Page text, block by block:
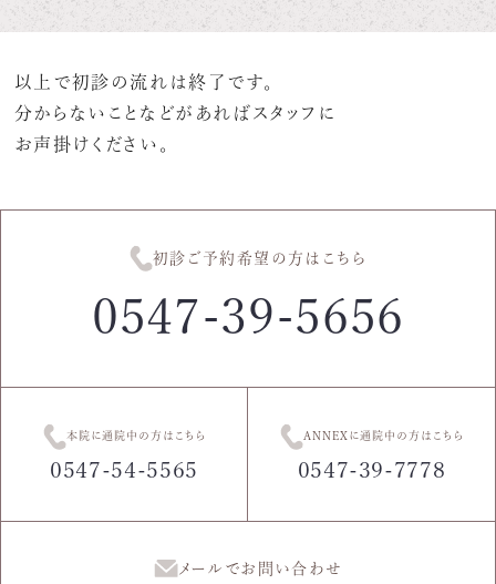
以上で初診の流れは終了です。
分からないことなどがあればスタッフに
お声掛けください。
初診ご予約希望の方はこちら
0547-39-5656
本院に通院中の方はこちら
0547-54-5565
ANNEXに通院中の方はこちら
0547-39-7778
メールでお問い合わせ